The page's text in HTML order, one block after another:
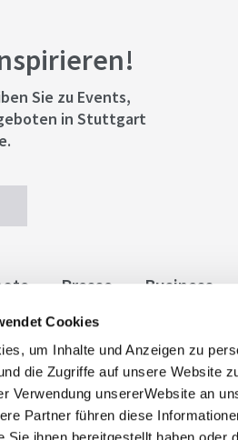
Cookies
um Inhalte und Anzeigen zu
die Zugriffe auf unsere Website
Verwendung unsererWebsite an
Partner führen diese
Sie zu Events,
in Stuttgart
Presse Business